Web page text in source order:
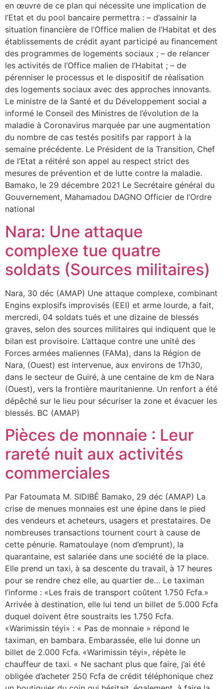
en œuvre de ce plan qui nécessite une implication de
l’Etat et du pool bancaire permettra : – d’assainir la
situation financière de l’Office malien de l’Habitat et des
établissements de crédit ayant participé au financement
des programmes de logements sociaux ; – de relancer
les activités de l’Office malien de l’Habitat ; – de
pérenniser le processus et le dispositif de réalisation
des logements sociaux avec des approches innovants.
Le ministre de la Santé et du Développement social a
informé le Conseil des Ministres de l’évolution de la
maladie à Coronavirus marquée par une augmentation
du nombre de cas testés positifs par rapport à la
semaine précédente. Le Président de la Transition, Chef
de l’Etat a réitéré son appel au respect strict des
mesures de prévention et de lutte contre la maladie.
Bamako, le 29 décembre 2021 Le Secrétaire général du
Gouvernement, Mahamadou DAGNO Officier de l’Ordre
national
Nara: Une attaque
complexe tue quatre
soldats (Sources militaires)
Nara, 30 déc (AMAP) Une attaque complexe, combinant
Engins explosifs improvisés (EEI) et arme lourde, a fait,
mercredi, 04 soldats tués et une dizaine de blessés
graves, selon des sources militaires qui indiquent que le
bilan est provisoire. L’attaque contre une unité des
Forces armées maliennes (FAMa), dans la Région de
Nara, (Ouest) est intervenue, aux environs de 17h30,
dans le secteur de Guiré, à une centaine de km de Nara
(Ouest), vers la frontière mauritanienne. Un renfort a été
dépêché sur le lieu pour sécuriser la zone et évacuer les
blessés. BC (AMAP)
Pièces de monnaie : Leur
rareté nuit aux activités
commerciales
Par Fatoumata M. SIDIBÉ Bamako, 29 déc (AMAP) La
crise de menues monnaies est une épine dans le pied
des vendeurs et acheteurs, usagers et prestataires. De
nombreuses transactions tournent court à cause de
cette pénurie. Ramatoulaye (nom d’emprunt), la
quarantaine, est salariée dans une société de la place.
Elle prend un taxi, à sa descente du travail, à 17 heures
pour se rendre chez elle, au quartier de… Le taximan
l’informe : «Les frais de transport coûtent 1.750 Fcfa.»
Arrivée à destination, elle lui tend un billet de 5.000 Fcfa
duquel doivent être soustraits les 1.750 Fcfa.
«Warimissin téyi» : « Pas de monnaie » répond le
taximan, en bambara. Embarassée, elle lui donne un
billet de 2.000 Fcfa. «Warimissin téyi», répète le
chauffeur de taxi. « Ne sachant plus que faire, j’ai été
obligée d’acheter 250 Fcfa de crédit téléphonique chez